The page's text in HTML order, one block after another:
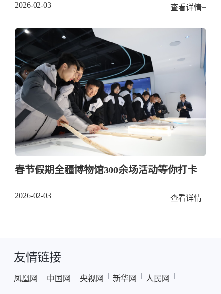
2026-02-03 查看详情+
春节假期全疆博物馆300余场活动等你打卡
2026-02-03 查看详情+
友情链接
凤凰网 | 中国网 | 央视网 | 新华网 | 人民网 |